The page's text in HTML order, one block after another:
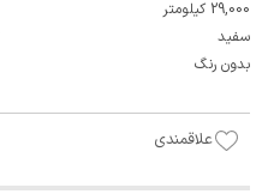
29,000 کیلومتر
سفید
بدون رنگ
علاقمندی